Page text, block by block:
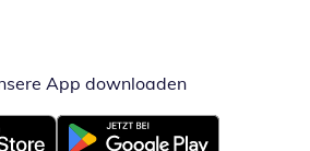
App downloadenÖffnet in